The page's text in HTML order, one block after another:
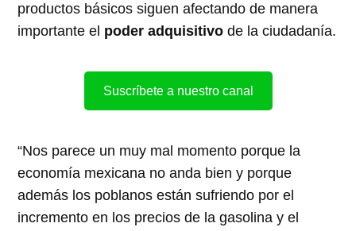
productos básicos siguen afectando de manera
importante el poder adquisitivo de la ciudadanía.
Suscríbete a nuestro canal
“Nos parece un muy mal momento porque la
economía mexicana no anda bien y porque
además los poblanos están sufriendo por el
incremento en los precios de la gasolina y el